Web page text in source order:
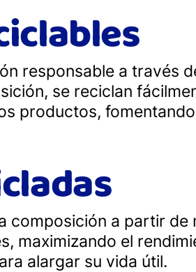
responsable a través
se reciclan
productos,
composición a partir
maximizando el
alargar su vida útil.